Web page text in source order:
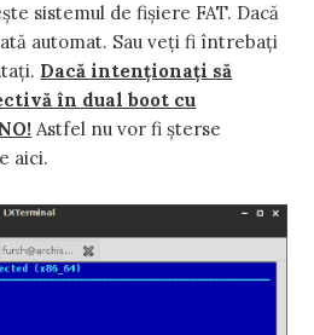
sistemul de fişiere FAT. Dacă
automat. Sau veţi fi întrebaţi
Dacă intenţionaţi să
în dual boot cu
Astfel nu vor fi şterse
aici.